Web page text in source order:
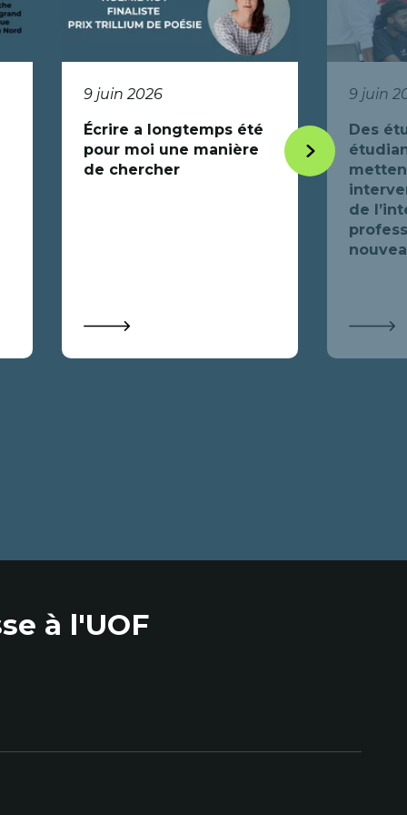
9 juin 2026
Écrire a longtemps été
pour moi une manière
de chercher
9 juin
Des
de
Item
suivant
à l'UOF